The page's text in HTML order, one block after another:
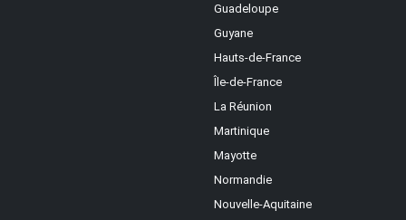
Guadeloupe
Guyane
Hauts-de-France
Île-de-France
La Réunion
Martinique
Mayotte
Normandie
Nouvelle-Aquitaine